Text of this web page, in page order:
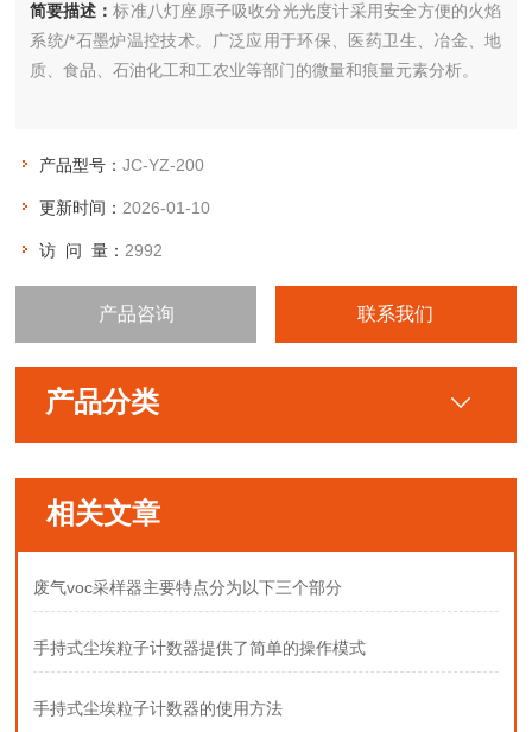
简要描述：标准八灯座原子吸收分光光度计采用安全方便的火焰
系统/*石墨炉温控技术。广泛应用于环保、医药卫生、冶金、地
质、食品、石油化工和工农业等部门的微量和痕量元素分析。
产品型号：JC-YZ-200
更新时间： 2026-01-10
访 问 量： 2992
产品咨询 联系我们
产品分类
相关文章
废气voc采样器主要特点分为以下三个部分
手持式尘埃粒子计数器提供了简单的操作模式
手持式尘埃粒子计数器的使用方法